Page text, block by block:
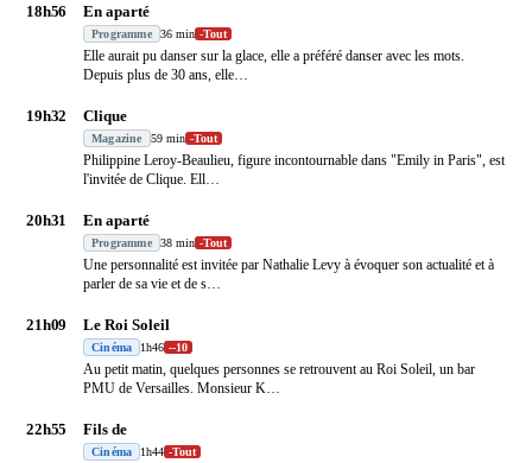
18h56 En aparté
Programme 36 min -Tout
Elle aurait pu danser sur la glace, elle a préféré danser avec les mots.
Depuis plus de 30 ans, elle…
19h32 Clique
Magazine 59 min -Tout
Philippine Leroy-Beaulieu, figure incontournable dans "Emily in Paris", est
l'invitée de Clique. Ell…
20h31 En aparté
Programme 38 min -Tout
Une personnalité est invitée par Nathalie Levy à évoquer son actualité et à
parler de sa vie et de s…
21h09 Le Roi Soleil
Cinéma 1h46 --10
Au petit matin, quelques personnes se retrouvent au Roi Soleil, un bar
PMU de Versailles. Monsieur K…
22h55 Fils de
Cinéma 1h44 -Tout